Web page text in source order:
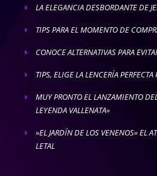
E LA ELEGANCIA DESBORDANTE DE
E TIPS PARA EL MOMENTO DE
E CONOCE ALTERNATIVAS PARA
E TIPS, ELIGE LA LENCERÍA
E
MUY PRONTO EL LANZAMIENTO
LEYENDA VALLENATA»
E
»EL JARDÍN DE LOS VENENOS» EL
LETAL